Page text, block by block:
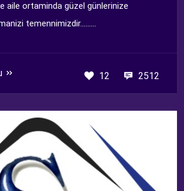
aile ortaminda güzel günlerinize
temennimizdir.........
12 2512